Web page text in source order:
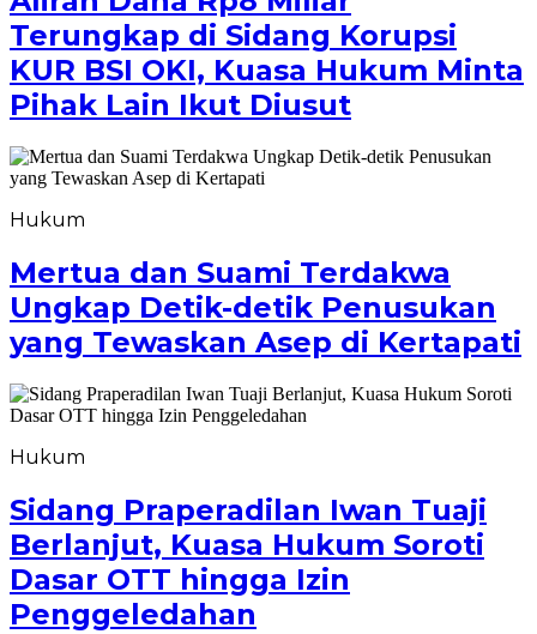
Terungkap di Sidang Korupsi
KUR BSI OKI, Kuasa Hukum Minta
Pihak Lain Ikut Diusut
Hukum
Mertua dan Suami Terdakwa
Ungkap Detik-detik Penusukan
yang Tewaskan Asep di Kertapati
Hukum
Sidang Praperadilan Iwan Tuaji
Berlanjut, Kuasa Hukum Soroti
Dasar OTT hingga Izin
Penggeledahan